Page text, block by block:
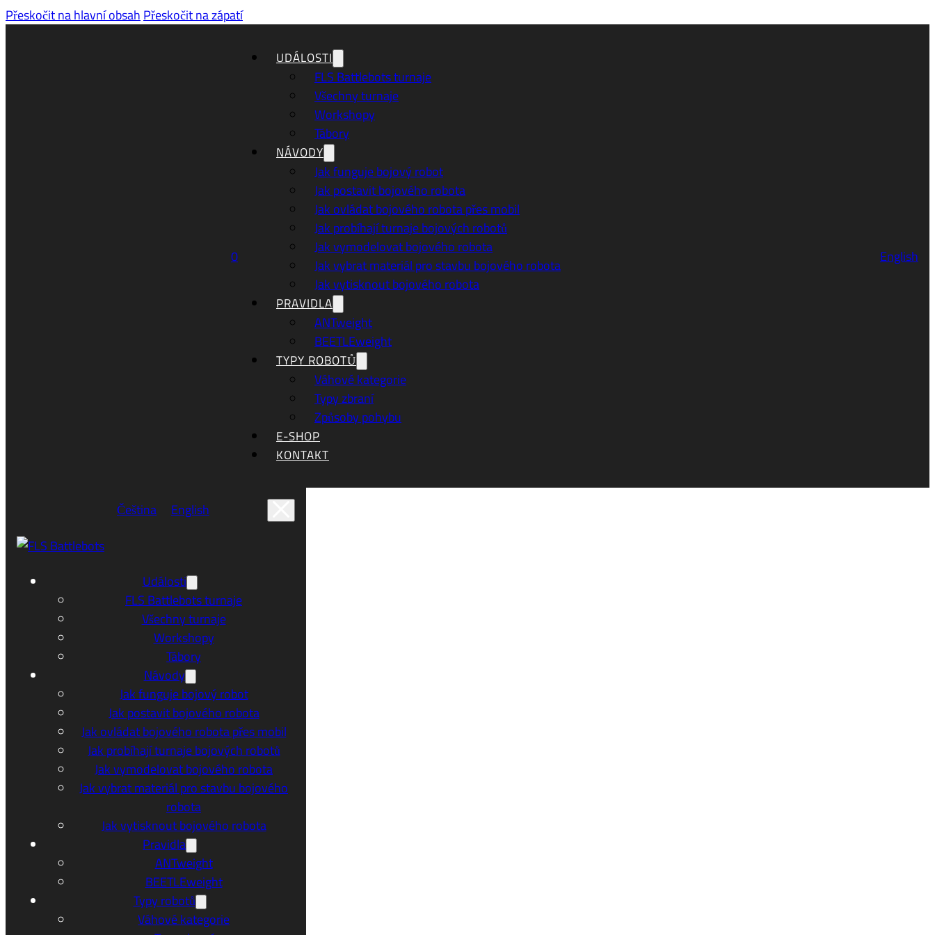
Přeskočit na hlavní obsah Přeskočit na zápatí
English
0
UDÁLOSTI
FLS Battlebots turnaje
Všechny turnaje
Workshopy
Tábory
NÁVODY
Jak funguje bojový robot
Jak postavit bojového robota
Jak ovládat bojového robota přes mobil
Jak probíhají turnaje bojových robotů
Jak vymodelovat bojového robota
Jak vybrat materiál pro stavbu bojového robota
Jak vytisknout bojového robota
PRAVIDLA
ANTweight
BEETLEweight
TYPY ROBOTŮ
Váhové kategorie
Typy zbraní
Způsoby pohybu
E-SHOP
KONTAKT
Čeština English
Události
FLS Battlebots turnaje
Všechny turnaje
Workshopy
Tábory
Návody
Jak funguje bojový robot
Jak postavit bojového robota
Jak ovládat bojového robota přes mobil
Jak probíhají turnaje bojových robotů
Jak vymodelovat bojového robota
Jak vybrat materiál pro stavbu bojového
robota
Jak vytisknout bojového robota
Pravidla
ANTweight
BEETLEweight
Typy robotů
Váhové kategorie